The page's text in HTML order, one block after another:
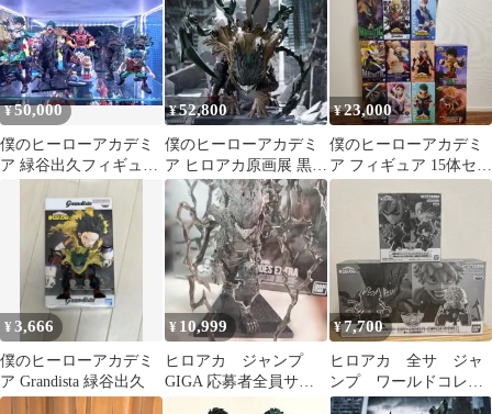
¥50,000
僕のヒーローアカデミ
ア 緑谷出久フィギュア
¥52,800
僕のヒーローアカデミ
ア ヒロアカ原画展 黒デ
クフィギュア
¥23,000
僕のヒーローアカデミ
ア フィギュア 15体セッ
ト
¥3,666
僕のヒーローアカデミ
ア Grandista 緑谷出久
¥ 10,999
ヒロアカ ジャンプ
GIGA 応募者全員サー
¥7,700
ヒロアカ 全サ ジャ
ンプ ワールドコレク
タブルフィギア 黒デ